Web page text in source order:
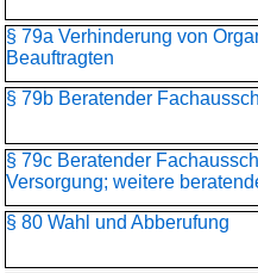
§ 79a Verhinderung von
Beauftragten
§ 79b Beratender
§ 79c Beratender
Versorgung; weitere
§ 80 Wahl und Abberufung